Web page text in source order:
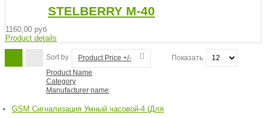
STELBERRY М-40
1160,00 руб
Product details
Sort by
Product Price +/-
Product Name
Category
Manufacturer name
Показать
GSM Сигнализация Умный часовой-4 (Для